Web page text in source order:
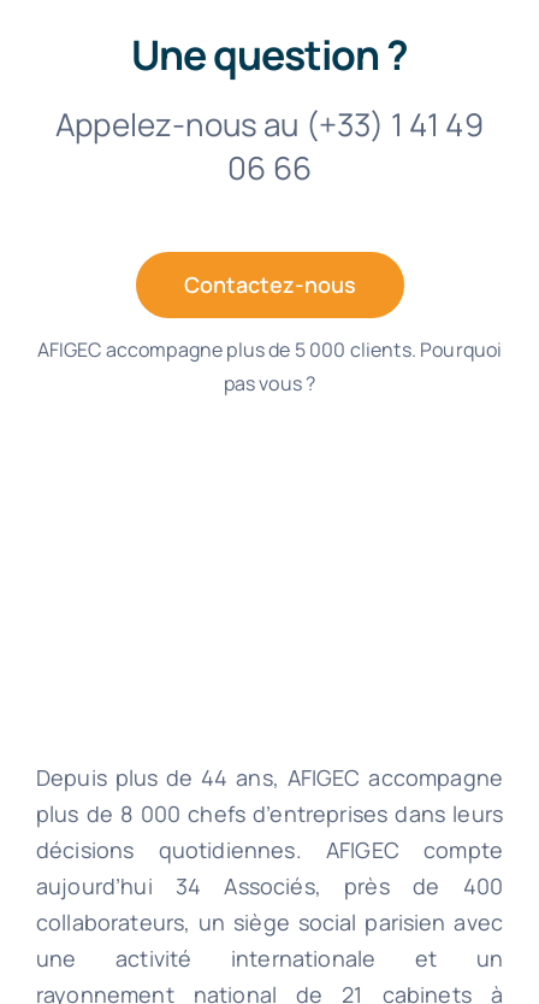
Une question ?
Appelez-nous au (+33) 1 41 49
06 66
Contactez-nous
AFIGEC accompagne plus de 5 000 clients. Pourquoi
pas vous ?
Depuis plus de 44 ans, AFIGEC accompagne
plus de 8 000 chefs d’entreprises dans leurs
décisions quotidiennes. AFIGEC compte
aujourd’hui 34 Associés, près de 400
collaborateurs, un siège social parisien avec
une activité internationale et un
rayonnement national de 21 cabinets à